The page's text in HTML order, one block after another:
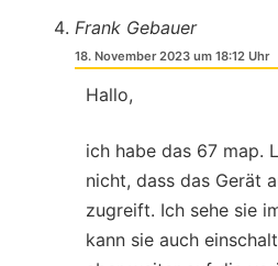
Frank Gebauer
18. November 2023 um 18:12 Uhr
Hallo,
ich habe das 67 map.
nicht, dass das Gerät
zugreift. Ich sehe sie
kann sie auch